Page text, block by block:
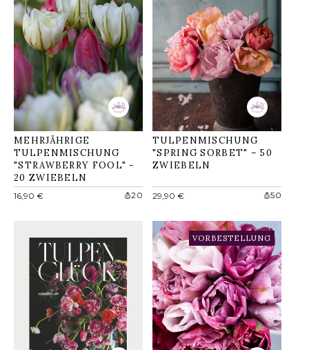
MEHRJÄHRIGE
TULPENMISCHUNG
"STRAWBERRY FOOL" -
20 ZWIEBELN
Normaler
16,90 € 20
TULPENMISCHUNG
"SPRING SORBET" – 50
ZWIEBELN
Normaler
29,90 € 50
VORBESTELLUNG